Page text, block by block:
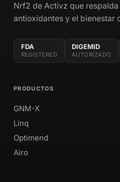
Nrf2 de Activz que
antioxidantes y el bienestar
FDA
REGISTERED
DIGEMID
AUTORIZADO
PRODUCTOS
GNM-X
Linq
Optimend
Airo